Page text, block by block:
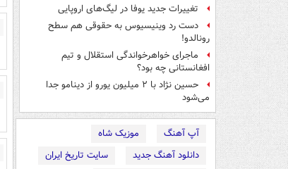
تغییرات جدید یوفا در لیگ‌های اروپایی
دست رد وینیسیوس به حقوقی هم سطح
رونالدو!
ماجرای خواهرخواندگی استقلال و تیم
افغانستانی چه بود؟
حسین نژاد با ۲ میلیون یورو از دینامو جدا
می‌شود
آپ آهنگ
موزیک شاه
دانلود آهنگ جدید
سایت تاریخ ایران